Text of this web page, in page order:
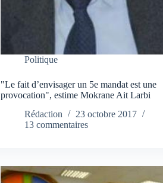
Politique
"Le fait d’envisager un 5e mandat est une
provocation", estime Mokrane Ait Larbi
Rédaction
23 octobre 2017
13 commentaires